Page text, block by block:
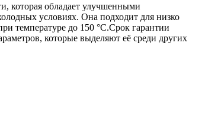
которая обладает улучшенными
условиях. Она подходит для низко
температуре до 150 °С.Срок гарантии
которые выделяют её среди других